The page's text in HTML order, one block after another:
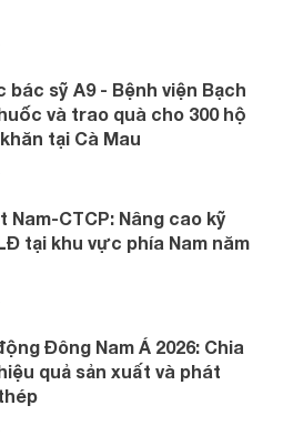
bác sỹ A9 - Bệnh viện Bạch
và trao quà cho 300 hộ
tại Cà Mau
CTCP: Nâng cao kỹ
tại khu vực phía Nam năm
Đông Nam Á 2026: Chia
quả sản xuất và phát